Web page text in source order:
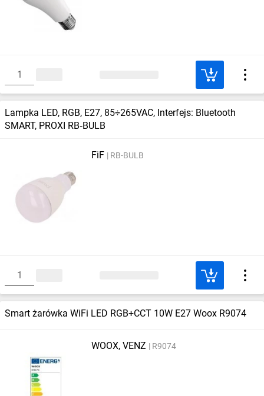
Lampka LED, RGB, E27, 85÷265VAC, Interfejs: Bluetooth
SMART, PROXI RB‑BULB
FiF RB-BULB
Smart żarówka WiFi LED RGB+CCT 10W E27 Woox R9074
WOOX, VENZ R9074